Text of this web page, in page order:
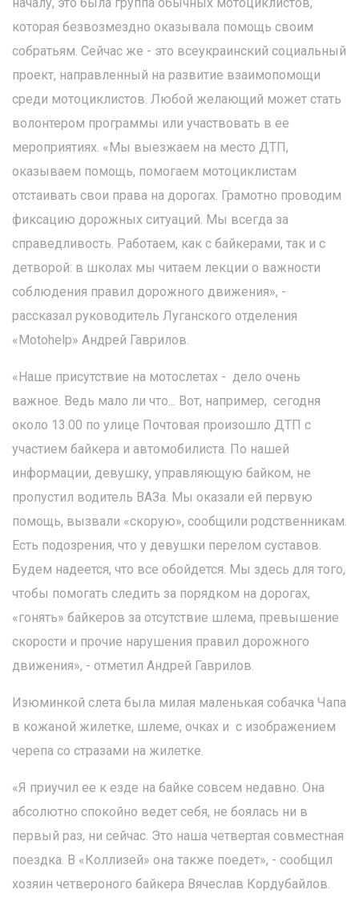
которая безвозмездно оказывала помощь своим
собратьям. Сейчас же - это всеукраинский социальный
проект, направленный на развитие взаимопомощи
среди мотоциклистов. Любой желающий может стать
волонтером программы или участвовать в ее
мероприятиях. «Мы выезжаем на место ДТП,
оказываем помощь, помогаем мотоциклистам
отстаивать свои права на дорогах. Грамотно проводим
фиксацию дорожных ситуаций. Мы всегда за
справедливость. Работаем, как с байкерами, так и с
детворой: в школах мы читаем лекции о важности
соблюдения правил дорожного движения», -
рассказал руководитель Луганского отделения
«Motohelp» Андрей Гаврилов.
«Наше присутствие на мотослетах - дело очень
важное. Ведь мало ли что... Вот, например, сегодня
около 13.00 по улице Почтовая произошло ДТП с
участием байкера и автомобилиста. По нашей
информации, девушку, управляющую байком, не
пропустил водитель ВАЗа. Мы оказали ей первую
помощь, вызвали «скорую», сообщили родственникам.
Есть подозрения, что у девушки перелом суставов.
Будем надеется, что все обойдется. Мы здесь для того,
чтобы помогать следить за порядком на дорогах,
«гонять» байкеров за отсутствие шлема, превышение
скорости и прочие нарушения правил дорожного
движения», - отметил Андрей Гаврилов.
Изюминкой слета была милая маленькая собачка Чапа
в кожаной жилетке, шлеме, очках и с изображением
черепа со стразами на жилетке.
«Я приучил ее к езде на байке совсем недавно. Она
абсолютно спокойно ведет себя, не боялась ни в
первый раз, ни сейчас. Это наша четвертая совместная
поездка. В «Коллизей» она также поедет», - сообщил
хозяин четвероного байкера Вячеслав Кордубайлов.